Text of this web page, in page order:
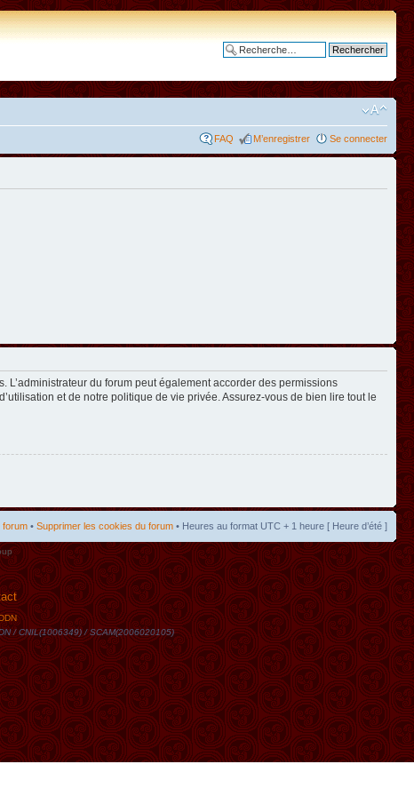
FAQ M’enregistrer Se connecter
du forum peut également accorder des permissions
et de notre politique de vie privée. Assurez-vous de bien lire tout le
forum • Supprimer les cookies du forum • Heures au format UTC + 1 heure [ Heure d’été ]
/ CNIL(1006349) / SCAM(2006020105)